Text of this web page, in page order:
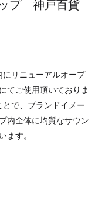
プ 神戸百貨
リニューアルオープ
てご使用頂いておりま
で、ブランドイメー
内全体に均質なサウン
ます。